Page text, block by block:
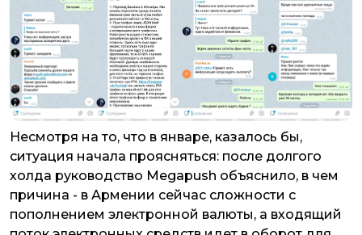
Несмотря на то, что в январе, казалось бы,
ситуация начала проясняться: после долгого
холда руководство Megapush объяснило, в чем
причина - в Армении сейчас сложности с
пополнением электронной валюты, а входящий